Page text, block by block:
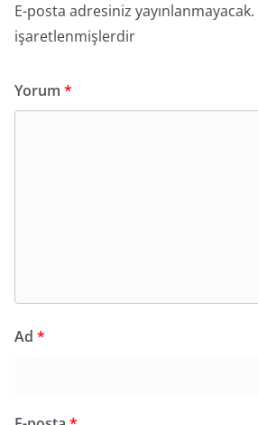
E-posta adresiniz yayınlanmayacak.
işaretlenmişlerdir
Yorum *
Ad *